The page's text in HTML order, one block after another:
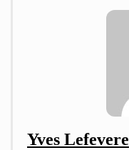
Yves Lefevere